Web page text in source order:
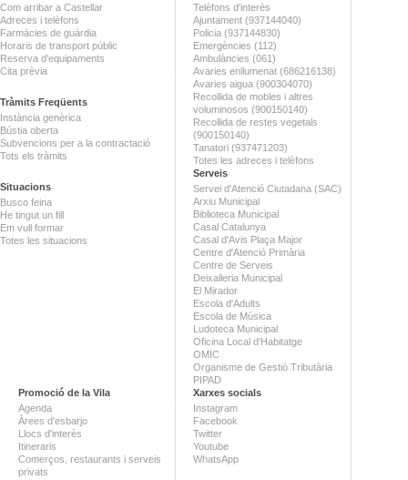
Com arribar a Castellar
Adreces i telèfons
Farmàcies de guàrdia
Horaris de transport públic
Reserva d'equipaments
Cita prèvia
Tràmits Freqüents
Instància genèrica
Bústia oberta
Subvencions per a la contractació
Tots els tràmits
Situacions
Busco feina
He tingut un fill
Em vull formar
Totes les situacions
Telèfons d'interès
Ajuntament (937144040)
Policia (937144830)
Emergències (112)
Ambulàncies (061)
Avaries enllumenat (686216138)
Avaries aigua (900304070)
Recollida de mobles i altres
voluminosos (900150140)
Recollida de restes vegetals
(900150140)
Tanatori (937471203)
Totes les adreces i telèfons
Serveis
Servei d'Atenció Ciutadana (SAC)
Arxiu Municipal
Biblioteca Municipal
Casal Catalunya
Casal d'Avis Plaça Major
Centre d'Atenció Primària
Centre de Serveis
Deixalleria Municipal
El Mirador
Escola d'Adults
Escola de Música
Ludoteca Municipal
Oficina Local d'Habitatge
OMIC
Organisme de Gestió Tributària
PIPAD
Promoció de la Vila
Agenda
Àrees d'esbarjo
Llocs d'interès
Itineraris
Comerços, restaurants i serveis
privats
Xarxes socials
Instagram
Facebook
Twitter
Youtube
WhatsApp